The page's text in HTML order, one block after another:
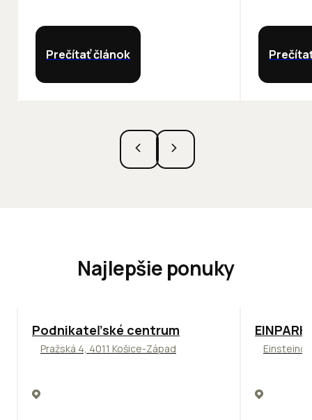
Prečítať článok
Najlepšie ponuky
ODPORÚČAME
Podnikateľské centrum
Pražská 4, 4011 Košice-Západ
TOP